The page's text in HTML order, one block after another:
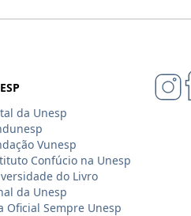
da Unesp
Vunesp
Confúcio na Unesp
do Livro
da Unesp
Oficial Sempre Unesp